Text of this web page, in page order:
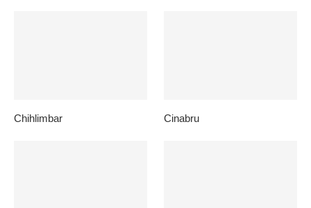
Chihlimbar Cinabru